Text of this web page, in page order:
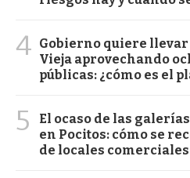
4 Gobierno quiere
Vieja aprovechando
públicas: ¿cómo es el
5
El ocaso de las
en Pocitos: cómo se
de locales comerciales